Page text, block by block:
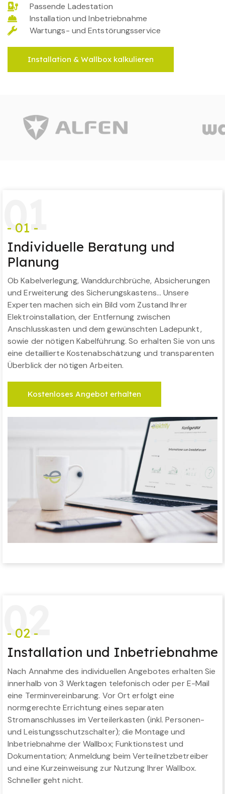
Passende Ladestation
Installation und Inbetriebnahme
Wartungs- und Entstörungsservice
Installation & Wallbox kalkulieren
01
- 01 -
Individuelle Beratung und
Planung
Ob Kabelverlegung, Wanddurchbrüche, Absicherungen
und Erweiterung des Sicherungskastens… Unsere
Experten machen sich ein Bild vom Zustand Ihrer
Elektroinstallation, der Entfernung zwischen
Anschlusskasten und dem gewünschten Ladepunkt,
sowie der nötigen Kabelführung. So erhalten Sie von uns
eine detaillierte Kostenabschätzung und transparenten
Überblick der nötigen Arbeiten.
Kostenloses Angebot erhalten
02
- 02 -
Installation und Inbetriebnahme
Nach Annahme des individuellen Angebotes erhalten Sie
innerhalb von 3 Werktagen telefonisch oder per E-Mail
eine Terminvereinbarung. Vor Ort erfolgt eine
normgerechte Errichtung eines separaten
Stromanschlusses im Verteilerkasten (inkl. Personen-
und Leistungsschutzschalter); die Montage und
Inbetriebnahme der Wallbox; Funktionstest und
Dokumentation; Anmeldung beim Verteilnetzbetreiber
und eine Kurzeinweisung zur Nutzung Ihrer Wallbox.
Schneller geht nicht.